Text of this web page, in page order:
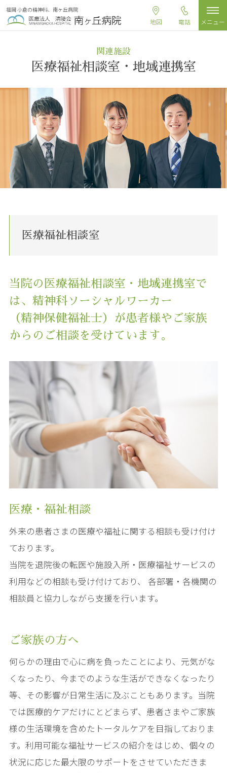
福岡 小倉の精神科、南ヶ丘病院
地図 電話 メニュー
関連施設
医療福祉相談室 ・ 地域連携室
医療福祉相談室
当院の医療福祉相談室・地域連携室で
は、精神科ソーシャルワーカー
（精神保健福祉士）が患者様やご家族
からのご相談を受けています。
医療・福祉相談
外来の患者さまの医療や福祉に関する相談も受け付け
ております。
当院を退院後の転医や施設入所・医療福祉サービスの
利用などの相談も受け付けており、 各部署・各機関の
相談員と協力しながら支援を行います。
ご家族の方へ
何らかの理由で心に病を負ったことにより、元気がな
くなったり、今までのような生活ができなくなったり
等、その影響が日常生活に及ぶこともあります。当院
では医療的ケアだけにとどまらず、患者さまやご家族
様の生活環境を含めたトータルケアを目指しておりま
す。利用可能な福祉サービスの紹介をはじめ、個々の
状況に応じた最大限のサポートをさせていただきま